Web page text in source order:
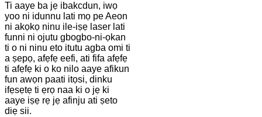
Ti aaye ba jẹ ibakcdun, iwọ
yoo ni idunnu lati mọ pe Aeon
ni akọkọ ninu ile-iṣẹ laser lati
funni ni ojutu gbogbo-ni-ọkan
ti o ni ninu eto itutu agba omi ti
a ṣepọ, afẹfẹ eefi, ati fifa afẹfẹ
ti afẹfẹ ki o ko nilo aaye afikun
fun awọn paati itọsi, dinku
ifẹsẹtẹ ti ẹrọ naa ki o jẹ ki
aaye iṣẹ rẹ jẹ afinju ati ṣeto
diẹ sii.